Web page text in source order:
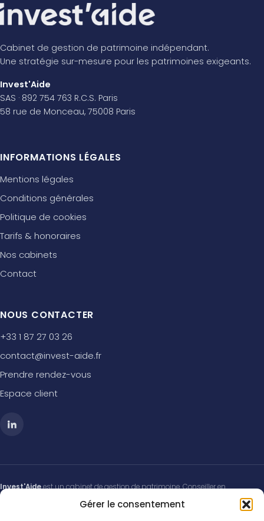
Gérer le consentement
Cabinet de gestion de patrimoine indépendant.
Une stratégie sur-mesure pour les patrimoines exigeants.
Invest'Aide
SAS · 892 754 763 R.C.S. Paris
58 rue de Monceau, 75008 Paris
INFORMATIONS LÉGALES
Mentions légales
Conditions générales
Politique de cookies
Tarifs & honoraires
Nos cabinets
Contact
NOUS CONTACTER
+33 1 87 27 03 26
contact@invest-aide.fr
Prendre rendez-vous
Espace client
Invest'Aideest un cabinet de gestion de patrimoine. Conseiller en
Investissements Financiers (CIF) membre de l'
, association
agréée par l'Autorité des Marchés Financiers (AMF). Immatriculé à l'
ORIAS